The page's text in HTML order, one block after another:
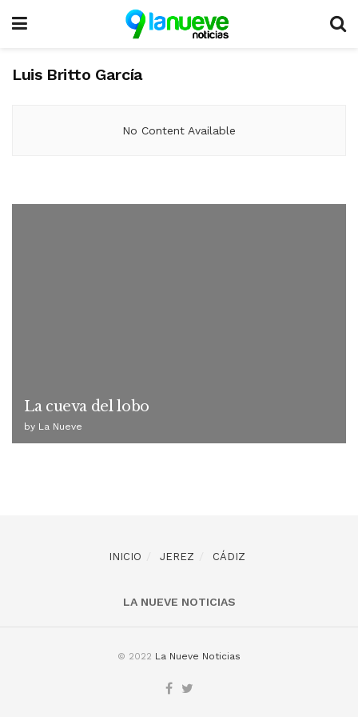
Luis Britto García
No Content Available
La cueva del lobo
by La Nueve
INICIO JEREZ CÁDIZ
LA NUEVE NOTICIAS
© 2022 La Nueve Noticias